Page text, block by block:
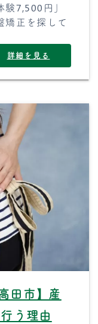
7,500円」
矯正を探して
詳細を見る
田市】産
う理由